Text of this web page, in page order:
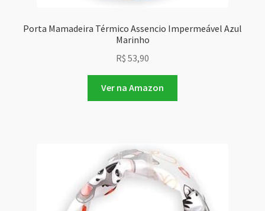
Porta Mamadeira Térmico Assencio Impermeável Azul
Marinho
R$ 53,90
Ver na Amazon